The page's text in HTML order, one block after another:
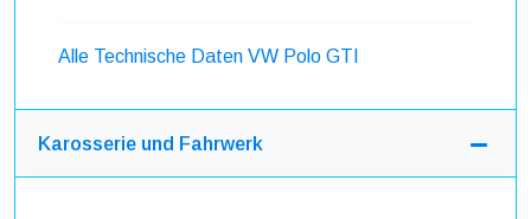
Alle Technische Daten VW Polo GTI
Karosserie und Fahrwerk